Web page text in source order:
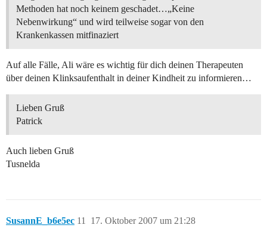
Methoden hat noch keinem geschadet…„Keine
Nebenwirkung“ und wird teilweise sogar von den
Krankenkassen mitfinaziert
Auf alle Fälle, Ali wäre es wichtig für dich deinen Therapeuten
über deinen Klinksaufenthalt in deiner Kindheit zu informieren…
Lieben Gruß
Patrick
Auch lieben Gruß
Tusnelda
SusannE_b6e5ec 17. Oktober 2007 um 21:28
11